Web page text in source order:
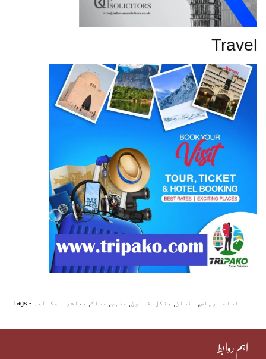
Travel
Tags:- اسامہ ریاض انسان جنگل قانون مذہب مسلک معاشرہ مکالمہ
اہم روابط